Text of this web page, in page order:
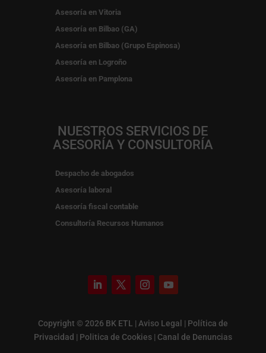
Asesoría en Vitoria
Asesoría en Bilbao (GA)
Asesoría en Bilbao (Grupo Espinosa)
Asesoría en Logroño
Asesoría en Pamplona
NUESTROS SERVICIOS DE
ASESORÍA Y CONSULTORÍA
Despacho de abogados
Asesoría laboral
Asesoría fiscal contable
Consultoría Recursos Humanos
Copyright © 2026 BK ETL | Aviso Legal | Política de
Privacidad | Politica de Cookies| Canal de Denuncias